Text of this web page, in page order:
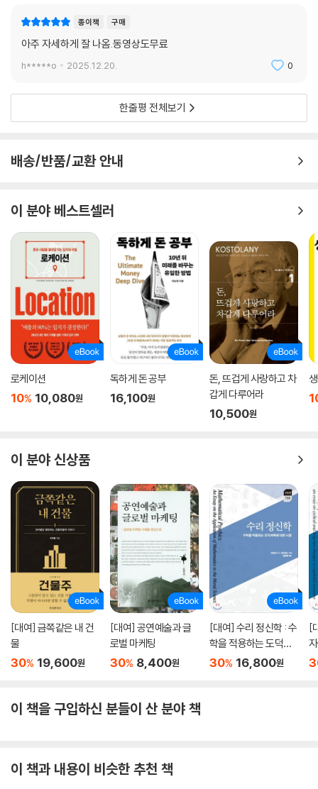
종이책 구매
아주 자세하게 잘 나옴.동영상도무료
h*****o 2025.12.20. 0
한줄평 전체보기
배송/반품/교환 안내
이 분야 베스트셀러
로케이션
10% 10,080원
독하게 돈 공부
16,100원
돈, 뜨겁게 사랑하고 차
갑게 다루어라
10,500원
이 분야 신상품
[대여] 금쪽같은 내 건
물
30% 19,600원
[대여] 공연예술과 글
로벌 마케팅
30% 8,400원
[대여] 수리 정신학 : 수
학을 적용하는 도덕과
학에 대한 시론
30% 16,800원
[
이 책을 구입하신 분들이 산 분야 책
이 책과 내용이 비슷한 추천 책